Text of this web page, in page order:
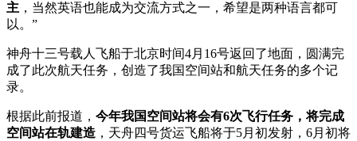
主 ，当然英语也能成为交流方式之一，希望是两种语言都可
以。”
神舟十三号载人飞船于北京时间4月16号返回了地面，圆满完
成了此次航天任务，创造了我国空间站和航天任务的多个记
录。
根据此前报道， 今年我国空间站将会有6次飞行任务，将完成
空间站在轨建造 ，天舟四号货运飞船将于5月初发射，6月初将